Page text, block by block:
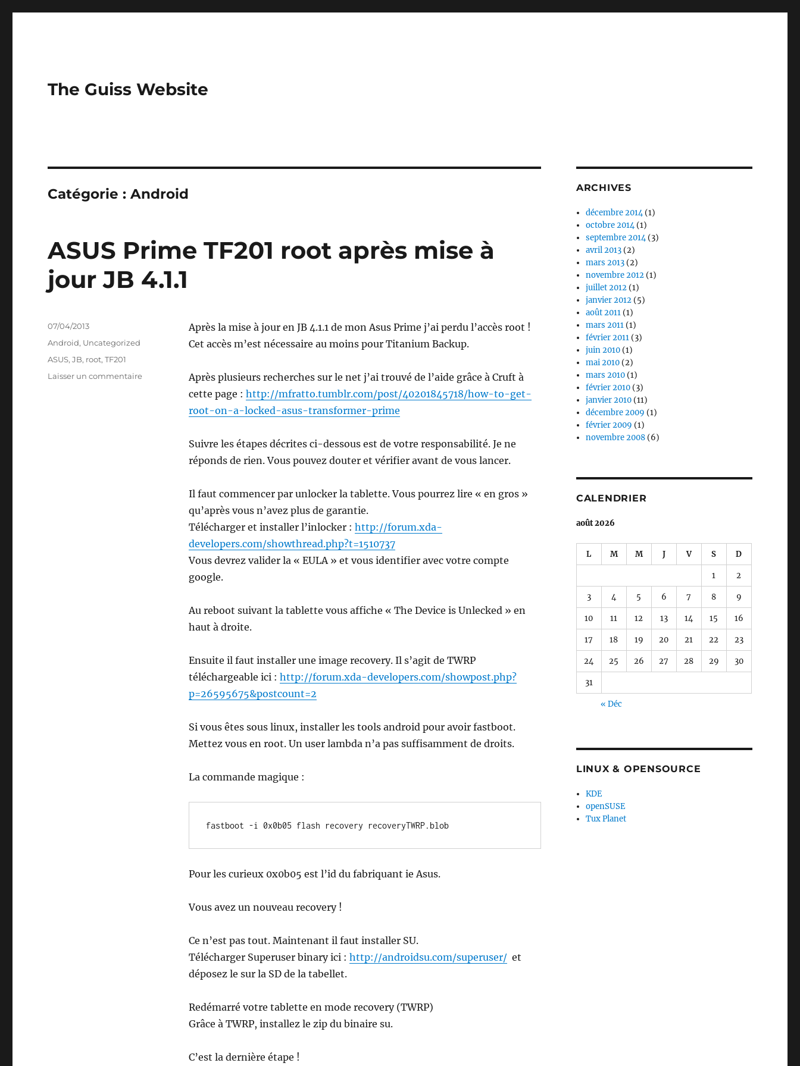
The Guiss Website
Catégorie :Android
ASUS Prime TF201 root après mise à
jour JB 4.1.1
Après la mise à jour en JB 4.1.1 de mon Asus Prime j’ai perdu l’accès root !
Cet accès m’est nécessaire au moins pour Titanium Backup.
Après plusieurs recherches sur le net j’ai trouvé de l’aide grâce à Cruft à
cette page : http://mfratto.tumblr.com/post/40201845718/how-to-get-
root-on-a-locked-asus-transformer-prime
Suivre les étapes décrites ci-dessous est de votre responsabilité. Je ne
réponds de rien. Vous pouvez douter et vérifier avant de vous lancer.
Il faut commencer par unlocker la tablette. Vous pourrez lire « en gros »
qu’après vous n’avez plus de garantie.
Télécharger et installer l’inlocker : http://forum.xda-
developers.com/showthread.php?t=1510737
Vous devrez valider la « EULA » et vous identifier avec votre compte
google.
Au reboot suivant la tablette vous affiche « The Device is Unlecked » en
haut à droite.
Ensuite il faut installer une image recovery. Il s’agit de TWRP
téléchargeable ici : http://forum.xda-developers.com/showpost.php?
p=26595675&postcount=2
Si vous êtes sous linux, installer les tools android pour avoir fastboot.
Mettez vous en root. Un user lambda n’a pas suffisamment de droits.
La commande magique :
fastboot -i 0x0b05 flash recovery recoveryTWRP.blob
Pour les curieux 0x0b05 est l’id du fabriquant ie Asus.
Vous avez un nouveau recovery !
Ce n’est pas tout. Maintenant il faut installer SU.
Télécharger Superuser binary ici : http://androidsu.com/superuser/et
déposez le sur la SD de la tabellet.
Redémarré votre tablette en mode recovery (TWRP)
Grâce à TWRP, installez le zip du binaire su.
C’est la dernière étape !
Publié
07/04/2013
Catégories
Android, Uncategorized
Étiquettes
ASUS,JB, root,TF201
Laisser un commentairesur
ARCHIVES
décembre 2014(1)
octobre 2014(1)
septembre 2014(3)
avril 2013 (2)
mars 2013 (2)
novembre 2012 (1)
juillet 2012 (1)
janvier 2012 (5)
août 2011 (1)
mars 2011 (1)
février 2011 (3)
juin 2010 (1)
mai 2010 (2)
mars 2010 (1)
février 2010 (3)
janvier 2010 (11)
décembre 2009 (1)
février 2009 (1)
novembre 2008 (6)
CALENDRIER
août 2026
L M M J V S D
1 2
3 4 5 6 7 8 9
10 11 12 13 14 15 16
17 18 19 20 21 22 23
24 25 26 27 28 29 30
31
« Déc
LINUX & OPENSOURCE
KDE
openSUSE
Tux Planet